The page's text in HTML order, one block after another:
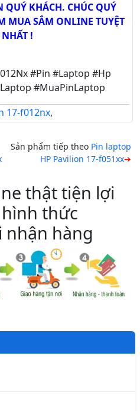
KHÁCH. CHÚC QUÝ
MUA SẮM ONLINE TUYỆT
!
#Pin #Laptop #Hp
#MuaPinLaptop
17-f012nx,
Sản phẩm tiếp theo Pin laptop
HP Pavilion 17-f051xx
thật tiện lợi
thức
nhận hàng